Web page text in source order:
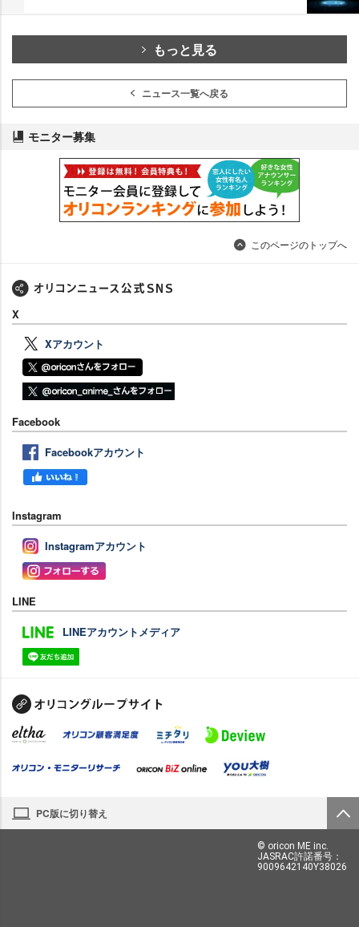
もっと見る
ニュース一覧へ戻る
モニター募集
このページのトップへ
X
Xアカウント
Facebook
Facebookアカウント
Instagram
Instagramアカウント
LINE
LINEアカウントメディア
PC版に切り替え
© oricon ME inc.
JASRAC許諾番号：
9009642140Y38026